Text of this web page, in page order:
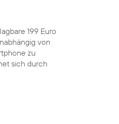
199 Euro
von
zu
sich durch